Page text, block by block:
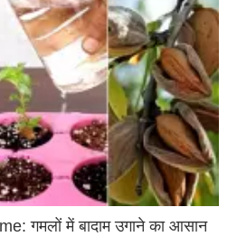
गमलों में बादाम उगाने का आसान